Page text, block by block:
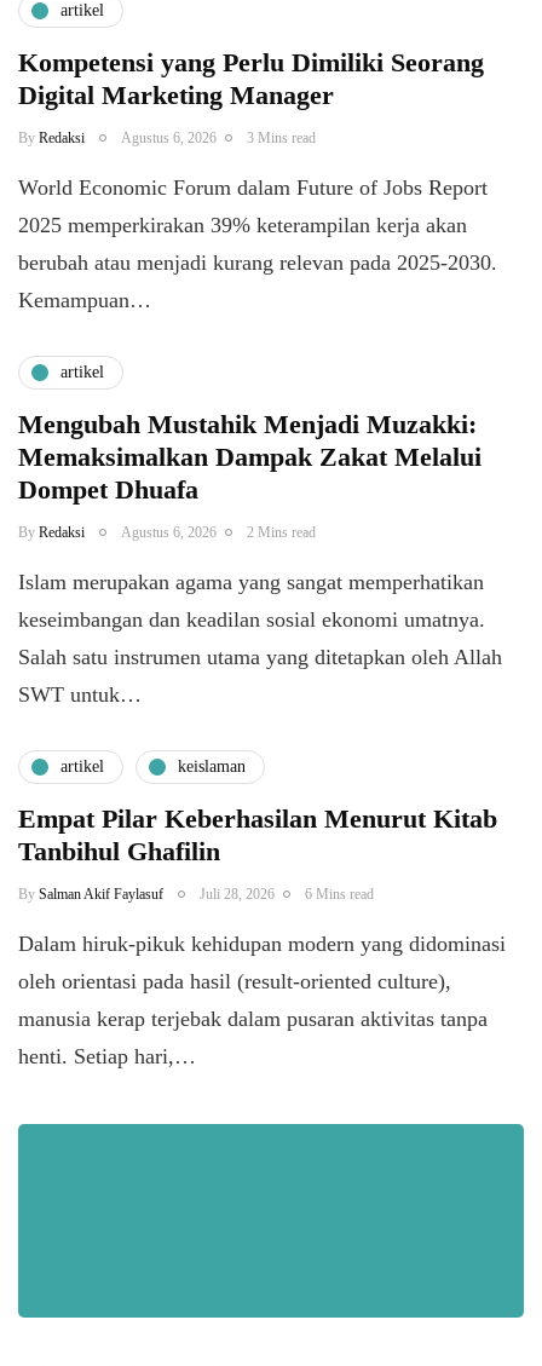
artikel
Kompetensi yang Perlu Dimiliki Seorang
Digital Marketing Manager
By Redaksi Agustus 6, 2026 3 Mins read
World Economic Forum dalam Future of Jobs Report
2025 memperkirakan 39% keterampilan kerja akan
berubah atau menjadi kurang relevan pada 2025-2030.
Kemampuan…
artikel
Mengubah Mustahik Menjadi Muzakki:
Memaksimalkan Dampak Zakat Melalui
Dompet Dhuafa
By Redaksi Agustus 6, 2026 2 Mins read
Islam merupakan agama yang sangat memperhatikan
keseimbangan dan keadilan sosial ekonomi umatnya.
Salah satu instrumen utama yang ditetapkan oleh Allah
SWT untuk…
artikel keislaman
Empat Pilar Keberhasilan Menurut Kitab
Tanbihul Ghafilin
By Salman Akif Faylasuf Juli 28, 2026 6 Mins read
Dalam hiruk-pikuk kehidupan modern yang didominasi
oleh orientasi pada hasil (result-oriented culture),
manusia kerap terjebak dalam pusaran aktivitas tanpa
henti. Setiap hari,…